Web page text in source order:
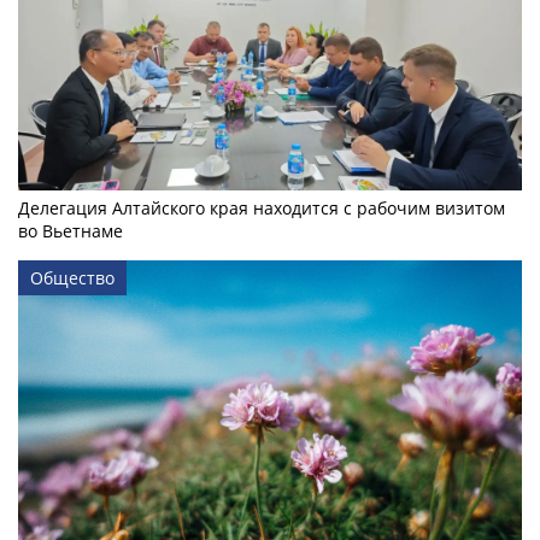
Делегация Алтайского края находится с рабочим визитом
во Вьетнаме
Общество